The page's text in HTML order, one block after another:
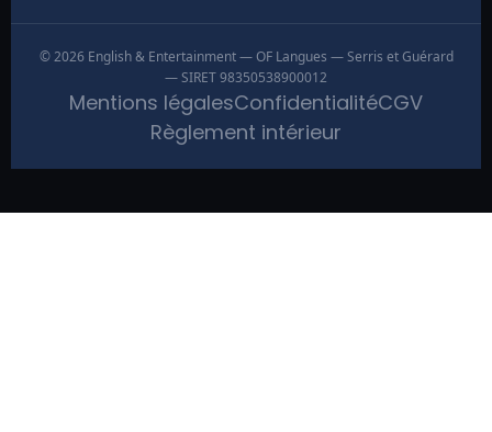
© 2026 English & Entertainment — OF Langues — Serris et Guérard
— SIRET 98350538900012
Mentions légalesConfidentialitéCGV
Règlement intérieur